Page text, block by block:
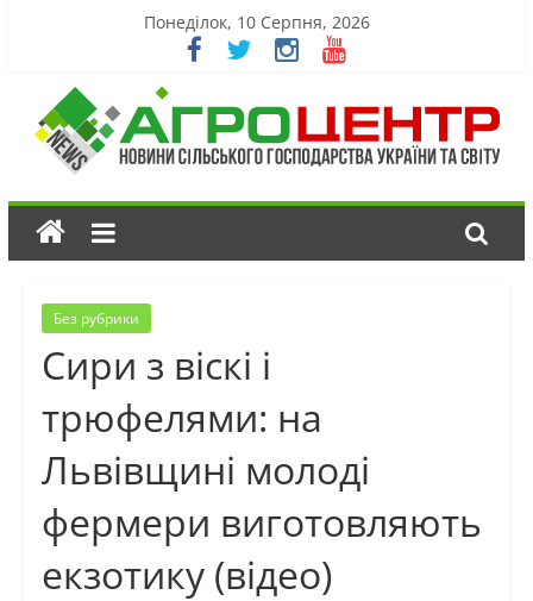
Понеділок, 10 Серпня, 2026
Без рубрики
Сири з віскі і
трюфелями: на
Львівщині молоді
фермери виготовляють
екзотику (відео)